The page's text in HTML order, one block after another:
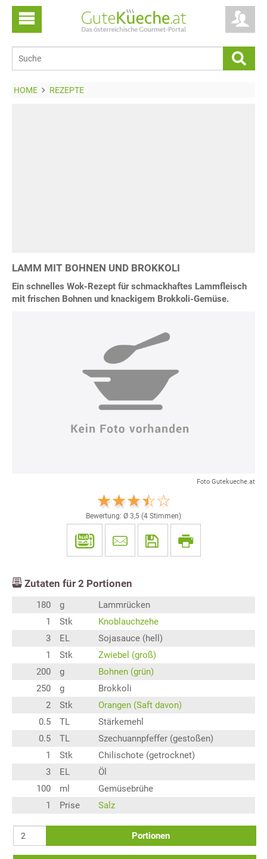
HOME REZEPTE
LAMM MIT BOHNEN UND BROKKOLI
Ein schnelles Wok-Rezept für schmackhaftes Lammfleisch
mit frischen Bohnen und knackigem Brokkoli-Gemüse.
Foto Gutekueche.at
Bewertung: Ø 3,5 (4 Stimmen)
Zutaten für 2 Portionen
180 g
Lammrücken
1
Stk
Knoblauchzehe
3
EL
Sojasauce (hell)
1
Stk
Zwiebel (groß)
200
g
Bohnen (grün)
250
g
Brokkoli
2
Stk
Orangen (Saft davon)
0.5
TL
Stärkemehl
0.5
TL
Szechuannpfeffer (gestoßen)
1
Stk
Chilischote (getrocknet)
3
EL
Öl
100
ml
Gemüsebrühe
1
Prise Salz
Portionen